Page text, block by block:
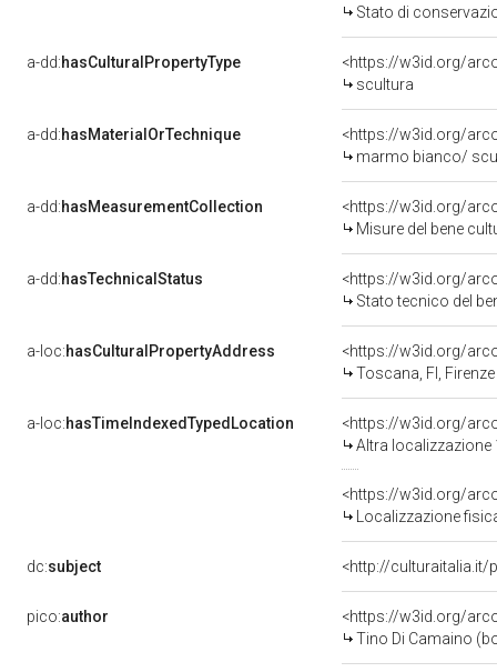
Stato di
a-dd:hasCulturalPropertyType
<https://w3id.org/
scultura
a-dd:hasMaterialOrTechnique
<https://w3id.org/
marmo bianco/
a-dd:hasMeasurementCollection
<https://w3id.org/
Misure del bene
a-dd:hasTechnicalStatus
<https://w3id.org/
Stato tecnico del
a-loc:hasCulturalPropertyAddress
<https://w3id.org/
Toscana, FI, Firenze
a-loc:hasTimeIndexedTypedLocation
<https://w3id.org/
Altra localizzazione
<https://w3id.org/
Localizzazione
dc:subject <http://culturaitalia.it/
pico:author
<https://w3id.org/
Tino Di Camaino